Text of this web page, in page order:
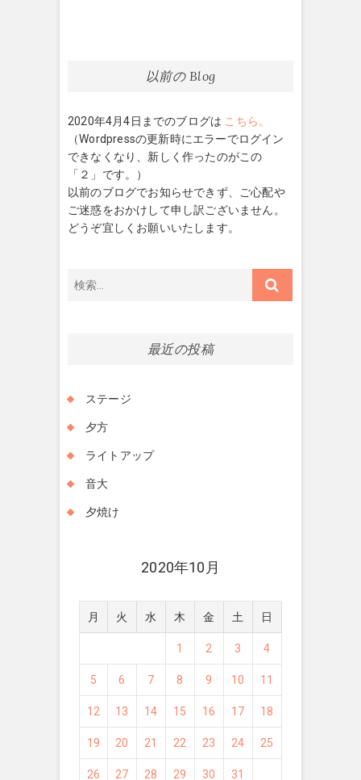
ョ
ン
以前の Blog
2020年4月4日までのブログは こちら。
（Wordpressの更新時にエラーでログイン
できなくなり、新しく作ったのがこの
「２」です。）
以前のブログでお知らせできず、ご心配や
ご迷惑をおかけして申し訳ございません。
どうぞ宜しくお願いいたします。
最近の投稿
ステージ
夕方
ライトアップ
音大
夕焼け
2020年10月
月 火 水 木 金 土 日
1 2 3 4
5 6 7 8 9 10 11
12 13 14 15 16 17 18
19 20 21 22 23 24 25
26 27 28 29 30 31